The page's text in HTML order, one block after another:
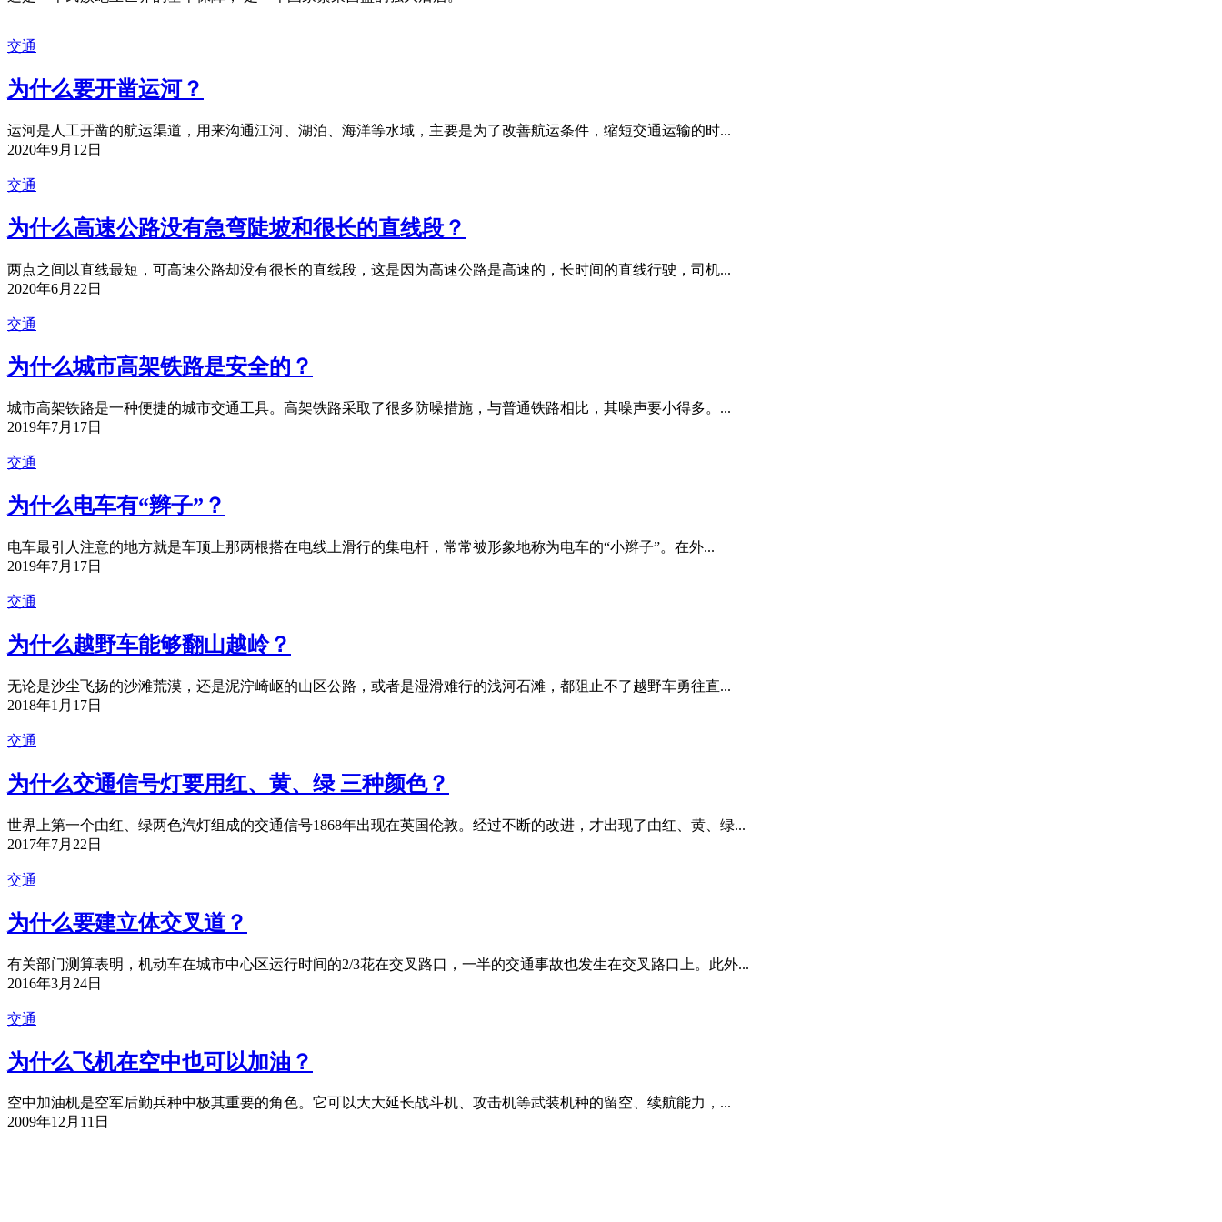
交通
为什么要开凿运河？
运河是人工开凿的航运渠道，用来沟通江河、湖泊、海洋等水域，主要是为了改善航运条件，缩短交通运输的时...
2020年9月12日
交通
为什么高速公路没有急弯陡坡和很长的直线段？
两点之间以直线最短，可高速公路却没有很长的直线段，这是因为高速公路是高速的，长时间的直线行驶，司机...
2020年6月22日
交通
为什么城市高架铁路是安全的？
城市高架铁路是一种便捷的城市交通工具。高架铁路采取了很多防噪措施，与普通铁路相比，其噪声要小得多。...
2019年7月17日
交通
为什么电车有“辫子”？
电车最引人注意的地方就是车顶上那两根搭在电线上滑行的集电杆，常常被形象地称为电车的“小辫子”。在外...
2019年7月17日
交通
为什么越野车能够翻山越岭？
无论是沙尘飞扬的沙滩荒漠，还是泥泞崎岖的山区公路，或者是湿滑难行的浅河石滩，都阻止不了越野车勇往直...
2018年1月17日
交通
为什么交通信号灯要用红、黄、绿 三种颜色？
世界上第一个由红、绿两色汽灯组成的交通信号1868年出现在英国伦敦。经过不断的改进，才出现了由红、黄、绿...
2017年7月22日
交通
为什么要建立体交叉道？
有关部门测算表明，机动车在城市中心区运行时间的2/3花在交叉路口，一半的交通事故也发生在交叉路口上。此外...
2016年3月24日
交通
为什么飞机在空中也可以加油？
空中加油机是空军后勤兵种中极其重要的角色。它可以大大延长战斗机、攻击机等武装机种的留空、续航能力，...
2009年12月11日